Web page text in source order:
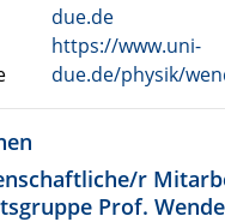
due.de
https://www.uni-
due.de/physik/
r
Prof. Wende